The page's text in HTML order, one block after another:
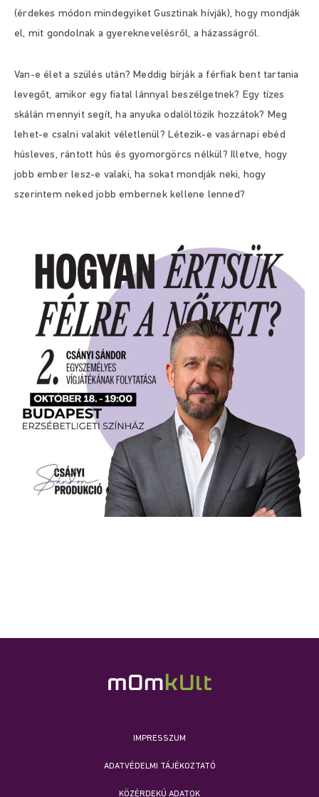
(érdekes módon mindegyiket Gusztinak hívják), hogy mondják
el, mit gondolnak a gyereknevelésről, a házasságról.
Van-e élet a szülés után? Meddig bírják a férfiak bent tartania
levegőt, amikor egy fiatal lánnyal beszélgetnek? Egy tízes
skálán mennyit segít, ha anyuka odalöltözik hozzátok? Meg
lehet-e csalni valakit véletlenül? Létezik-e vasárnapi ebéd
húsleves, rántott hús és gyomorgörcs nélkül? Illetve, hogy
jobb ember lesz-e valaki, ha sokat mondják neki, hogy
szerintem neked jobb embernek kellene lenned?
IMPRESSZUM
ADATVÉDELMI TÁJÉKOZTATÓ
KÖZÉRDEKŰ ADATOK